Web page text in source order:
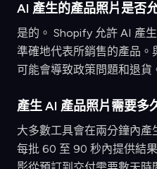
AI 產生的產品照片是否
是的。 Shopify 允許 AI 產
準確地代表所銷售的產品。
可能會導致政策問題和退貨
產生 AI 產品照片需要多
大多數工具會在兩分鐘內
每批 60 至 90 秒內提供結